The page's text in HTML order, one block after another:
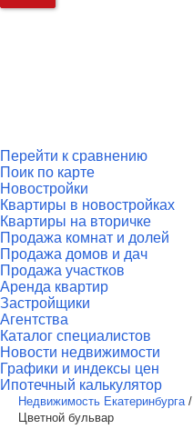
Перейти к сравнению
Поик по карте
Новостройки
Квартиры в новостройках
Квартиры на вторичке
Продажа комнат и долей
Продажа домов и дач
Продажа участков
Аренда квартир
Застройщики
Агентства
Каталог специалистов
Новости недвижимости
Графики и индексы цен
Ипотечный калькулятор
Недвижимость Екатеринбурга/
Цветной бульвар